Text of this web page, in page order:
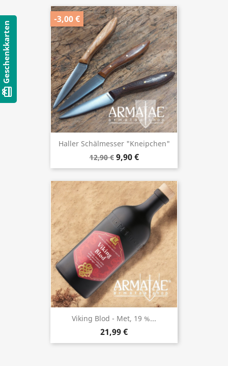
Haller Schälmesser "Kneipchen"
12,90 € 9,90 €
-3,00 €
Viking Blod - Met, 19 %...
21,99 €
card_giftcard
Geschenkkarten